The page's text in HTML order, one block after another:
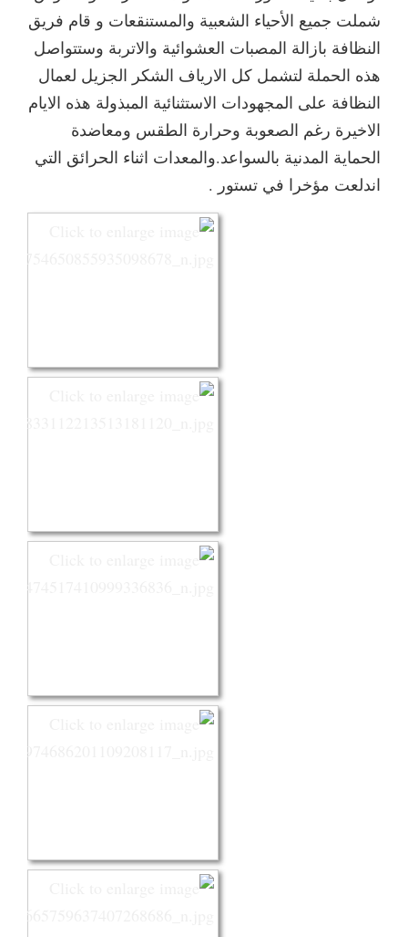
شملت جميع الأحياء الشعبية والمستنقعات و قام فريق
النظافة بازالة المصبات العشوائية والاتربة وستتواصل
هذه الحملة لتشمل كل الارياف الشكر الجزيل لعمال
النظافة على المجهودات الاستثنائية المبذولة هذه الايام
الاخيرة رغم الصعوبة وحرارة الطقس ومعاضدة
الحماية المدنية بالسواعد.والمعدات اثناء الحرائق التي
اندلعت مؤخرا في تستور .